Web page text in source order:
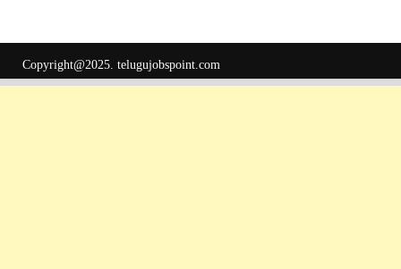
Copyright@2025. telugujobspoint.com